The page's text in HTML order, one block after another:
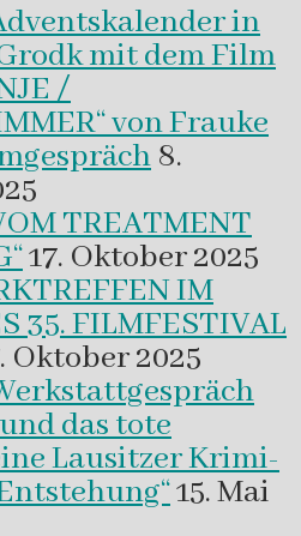
in
mit dem Film
/
von Frauke
8.
TREATMENT
17. Oktober 2025
IM
35. FILMFESTIVAL
Oktober 2025
das tote
Lausitzer Krimi-
15. Mai